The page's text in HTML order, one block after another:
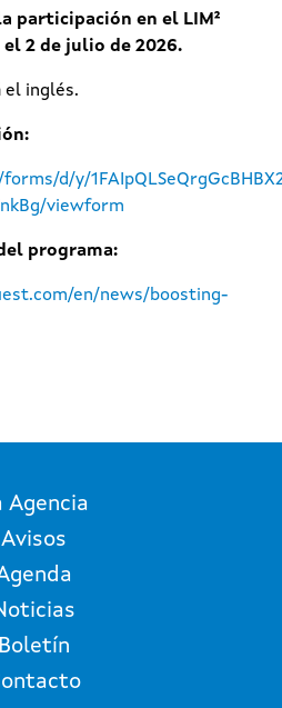
participación en el LIM²
2 de julio de 2026.
el inglés.
d/y/
viewform
programa:
en/news/boosting-
Agencia
Avisos
Boletín